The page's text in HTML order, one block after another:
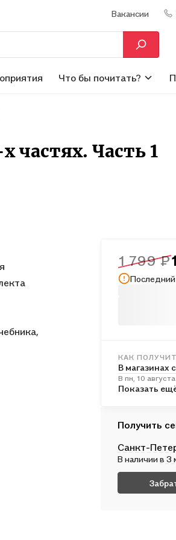
Вакансии
Что бы почитать?
частях. Часть 1
за
1 799 ₽
КАК
В магазинах
В пн, 10
В пунктах
Во вт, 11
Почтой
В ср, 12
Показать
Получить
Санкт-
В наличиив 3